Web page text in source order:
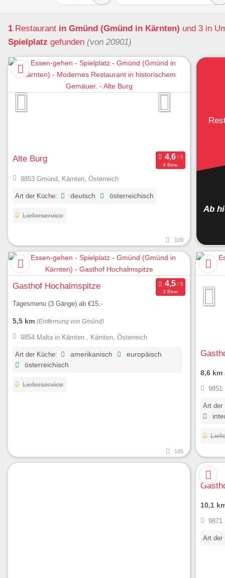
1 Restaurant in Gmünd (Gmünd in Kärnten) und 3 in
Spielplatz gefunden (von 20901)
Alte Burg
4 Bew.
9853 Gmünd, Kärnten, Österreich
Art der Küche: deutsch österreichisch
Lieferservice
109
Ab
Gasthof Hochalmspitze
3 Bew.
Tagesmenu (3 Gänge) ab €15,-
5,5 km (Entfernung von Gmünd)
9854 Malta in Kärnten , Kärnten, Österreich
Art der Küche: amerikanisch
europäisch
österreichisch
Lieferservice
105
8,6 km
9851
Art der
10,1
9871
Art der